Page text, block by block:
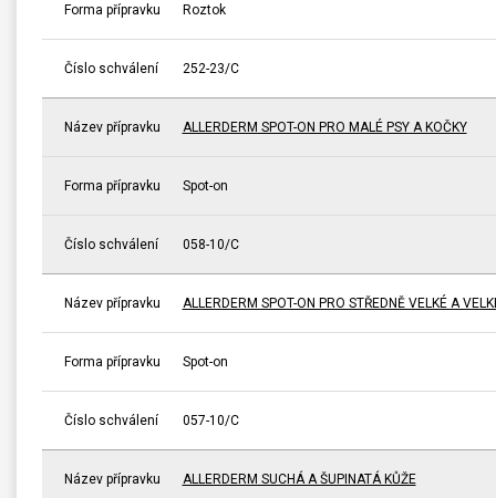
Forma přípravku Roztok
Číslo schválení 252-23/C
Název přípravku ALLERDERM SPOT-ON PRO MALÉ PSY A KOČKY
Forma přípravku Spot-on
Číslo schválení 058-10/C
Název přípravku ALLERDERM SPOT-ON PRO STŘEDNĚ VELKÉ A
Forma přípravku Spot-on
Číslo schválení 057-10/C
Název přípravku ALLERDERM SUCHÁ A ŠUPINATÁ KŮŽE